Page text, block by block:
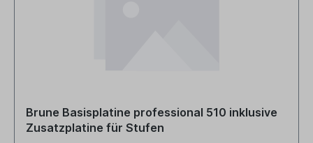
Brune Basisplatine professional 510 inklusive
Zusatzplatine für Stufen